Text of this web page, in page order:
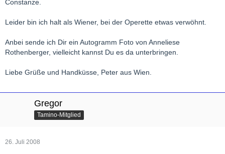
Constanze.
Leider bin ich halt als Wiener, bei der Operette etwas verwöhnt.
Anbei sende ich Dir ein Autogramm Foto von Anneliese
Rothenberger, vielleicht kannst Du es da unterbringen.
Liebe Grüße und Handküsse, Peter aus Wien.
Gregor
Tamino-Mitglied
26. Juli 2008